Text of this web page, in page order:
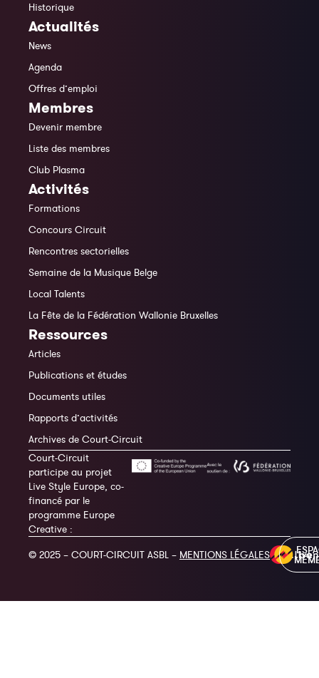
Historique
Actualités
News
Agenda
Offres d’emploi
Membres
Devenir membre
Liste des membres
Club Plasma
Activités
Formations
Concours Circuit
Rencontres sectorielles
Semaine de la Musique Belge
Local Talents
La Fête de la Fédération Wallonie Bruxelles
Ressources
Articles
Publications et études
Documents utiles
Rapports d’activités
Archives de Court-Circuit
Court-Circuit
participe au projet
Live Style Europe, co-
financé par le
programme Europe
Creative :
© 2025 – COURT-CIRCUIT ASBL – MENTIONS LÉGALES